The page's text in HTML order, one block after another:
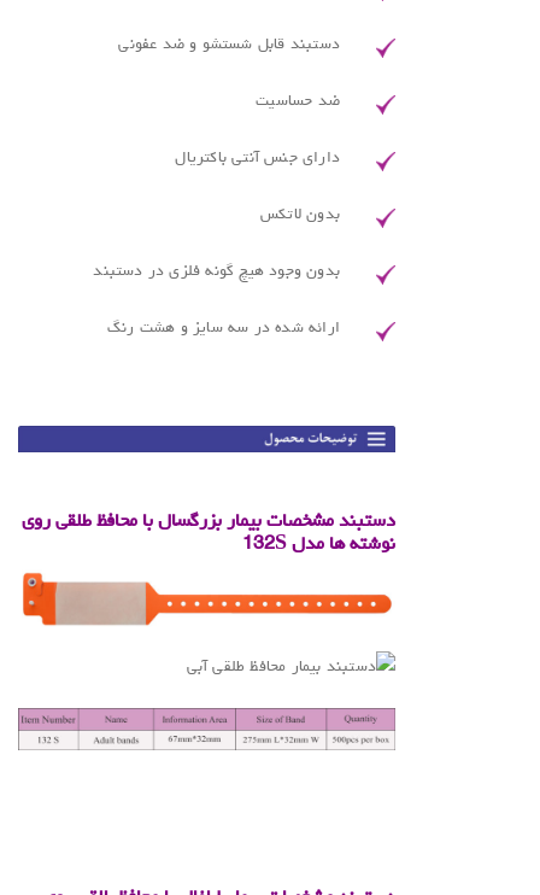
دستبند قابل شستشو و ضد عفونی
ضد حساسیت
دارای جنس آنتی باکتریال
بدون لاتکس
بدون وجود هیچ گونه فلزی در دستبند
ارائه شده در سه سایز و هشت رنگ
دستبند مشخصات بیمار بزرگسال با محافظ طلقی روی
نوشته ها مدل 132S